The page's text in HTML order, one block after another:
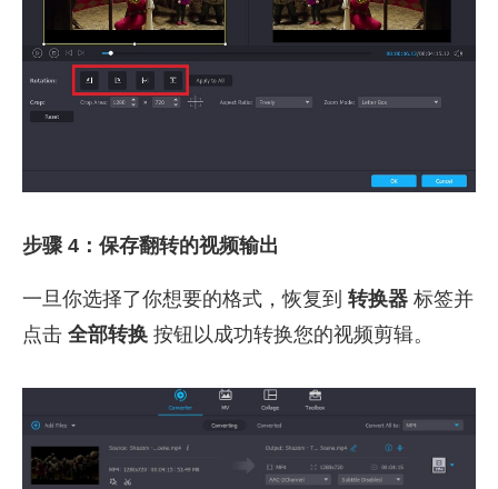
步骤 4：保存翻转的视频输出
一旦你选择了你想要的格式，恢复到 转换器 标签并
点击 全部转换 按钮以成功转换您的视频剪辑。